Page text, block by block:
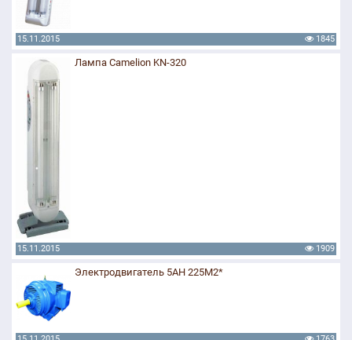
15.11.2015 1845
Лампа Camelion KN-320
15.11.2015 1909
Электродвигатель 5АН 225М2*